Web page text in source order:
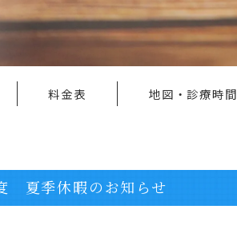
料金表 地図・診療時間
夏季休暇のお知らせ